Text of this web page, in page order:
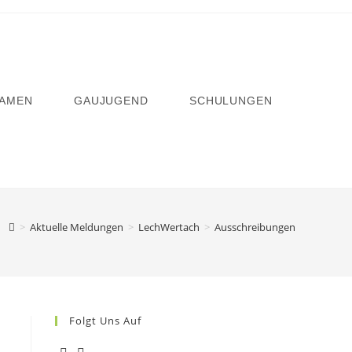
GAUJUGEND SCHULUNGEN
> Aktuelle Meldungen > LechWertach > Ausschreibungen
Folgt Uns Auf